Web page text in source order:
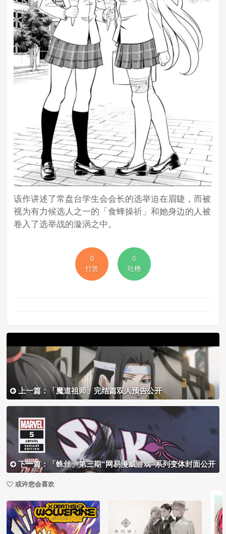
该作讲述了常盘台学生会会长的选举迫在眉睫，而被
视为有力候选人之一的「食蜂操祈」和她身边的人被
卷入了选举战的漩涡之中。
0
打赏
0
吐槽
上一篇：「魔道祖师」完结篇双人预告公开
下一篇：「蛛丝」第三期“网易漫威游戏”系列变体封面公开
或许您会喜欢